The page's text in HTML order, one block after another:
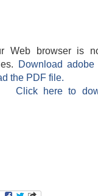
Web browser is
Download
the PDF file.
Click here to